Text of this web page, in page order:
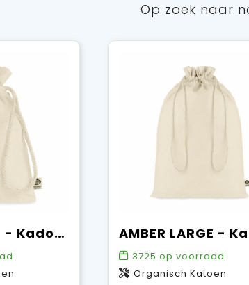
Op zoek naar
AMBER SMALL - Kadozak organisch katoen klein
3725 op voorraad
Organisch Katoen